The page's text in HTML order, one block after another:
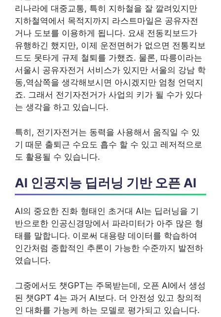
리나라에 대중교통, 특히 지하철을 잘 깔려있지만
지하철역에서 목적지까지 라스트마일은 공유자전
거나 도보를 이용하게 됩니다. 요새 전동킥보드가
유행하긴 했지만, 이제 운전면허가 없으면 전통킥보
드도 못타게 규제 철퇴를 가했죠. 물론, 따릉이라는
서울시 공유자전거 서비스가 있지만 서울의 강남 학
동,역삼쪽을 생각해보시면 아시겠지만 엄청 언덕지
죠. 그래서 전기자전거가 사업의 키가 될 수가 있다
는 생각을 하고 있습니다.
특히, 전기자전거는 동력을 사용해서 움직일 수 있
기 때문 출퇴근 수요도 흡수 할 수 있고 레저적으로
도 활용될 수 있습니다.
AI 인공지능 딥러닝 기반 오픈 AI
AI의 중요한 진화 형태인 초거대 AI는 딥러닝을 기
반으로한 인공신경망에서 파라미터가 아주 많은 형
태를 말합니다. 이로써 대용량 데이터를 학습하여
인간처럼 종합적인 추론이 가능한 수준까지 발전하
였습니다.
그중에서도 챗GPT는 주목받는데, 오픈 AI에서 생성
된 챗GPT 4는 과거 AI보다. 더 안전성 있고 창의적
인 대화를 가능케 하는 모델로 평가되고 있습니다.